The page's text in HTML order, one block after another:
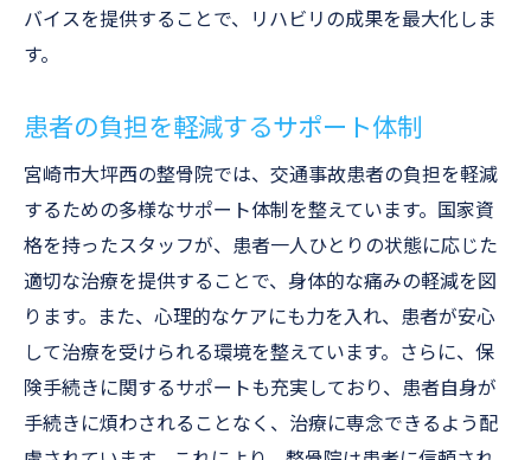
バイスを提供することで、リハビリの成果を最大化しま
す。
患者の負担を軽減するサポート体制
宮崎市大坪西の整骨院では、交通事故患者の負担を軽減
するための多様なサポート体制を整えています。国家資
格を持ったスタッフが、患者一人ひとりの状態に応じた
適切な治療を提供することで、身体的な痛みの軽減を図
ります。また、心理的なケアにも力を入れ、患者が安心
して治療を受けられる環境を整えています。さらに、保
険手続きに関するサポートも充実しており、患者自身が
手続きに煩わされることなく、治療に専念できるよう配